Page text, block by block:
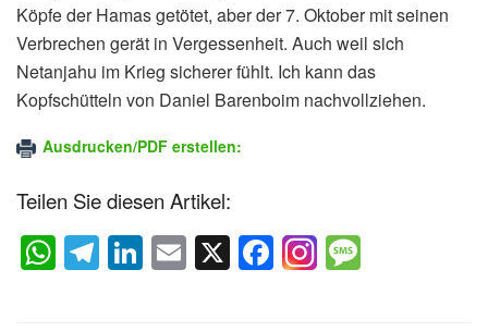
Köpfe der Hamas getötet, aber der 7. Oktober mit seinen
Verbrechen gerät in Vergessenheit. Auch weil sich
Netanjahu im Krieg sicherer fühlt. Ich kann das
Kopfschütteln von Daniel Barenboim nachvollziehen.
Ausdrucken/PDF erstellen:
Teilen Sie diesen Artikel:
W
h
T
el
Li
n
E
m
X F
a